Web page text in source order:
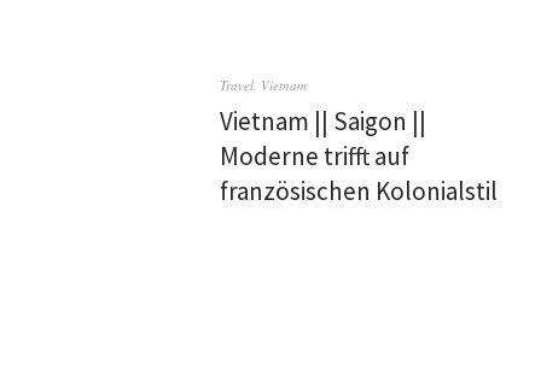
Travel, Vietnam
Vietnam || Saigon ||
Moderne trifft auf
französischen Kolonialstil